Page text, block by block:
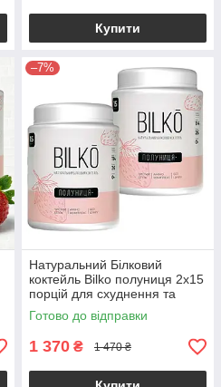
Купити
–7%
Натуральний Білковий
коктейль Bilko полуниця 2х15
порцій для схуднення та
заміни харчування
Готово до відправки
1 370 ₴ 1 470 ₴